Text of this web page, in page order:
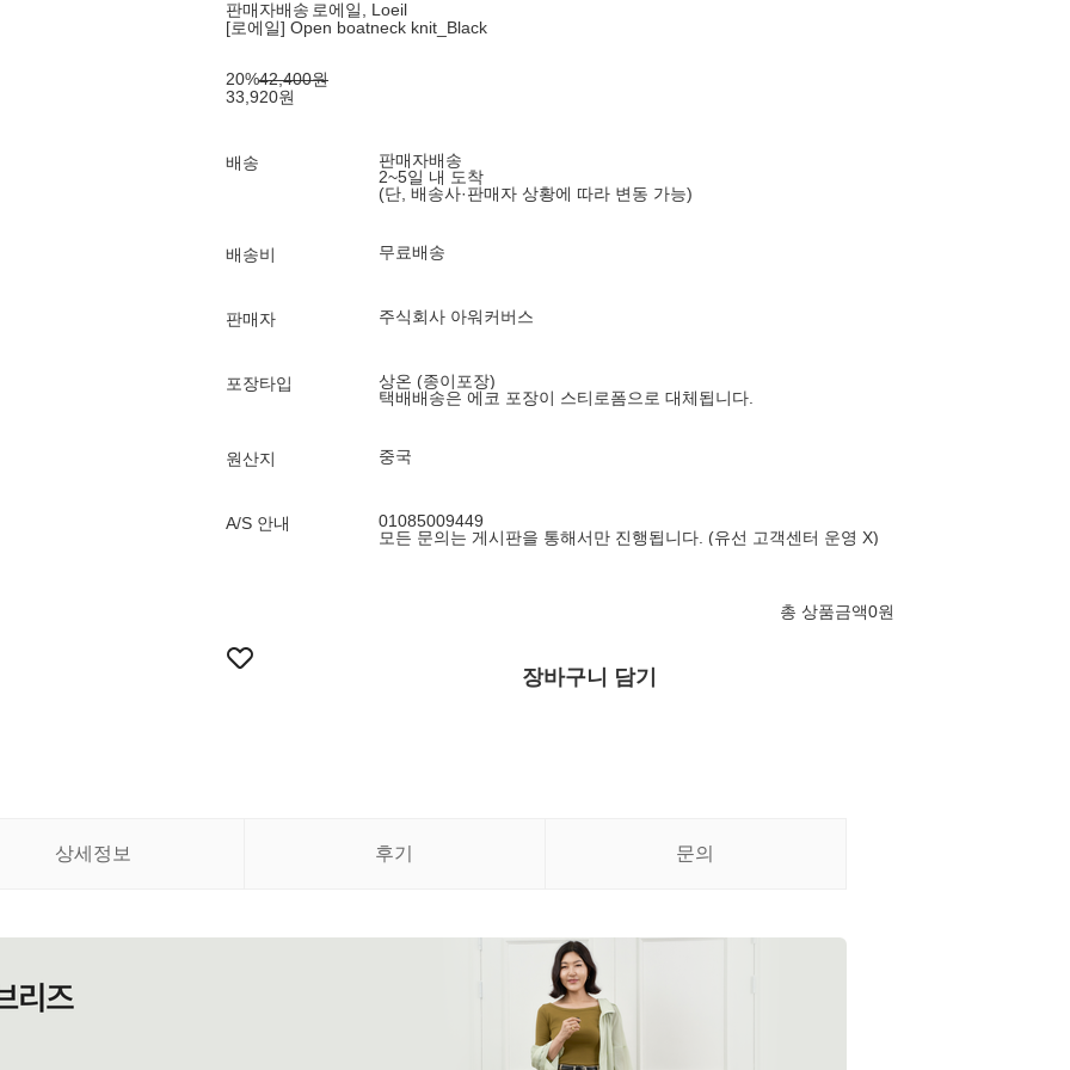
판매자배송 로에일, Loeil
[로에일] Open boatneck knit_Black
20%42,400원
33,920원
배송
판매자배송
2~5일 내 도착
(단, 배송사·판매자 상황에 따라 변동 가능)
배송비 무료배송
판매자 주식회사 아워커버스
포장타입
상온 (종이포장)
택배배송은 에코 포장이 스티로폼으로 대체됩니다.
원산지 중국
A/S 안내
01085009449
모든 문의는 게시판을 통해서만 진행됩니다. (유선 고객센터 운영 X)
총 상품금액0원
장바구니 담기
상세정보 후기 문의